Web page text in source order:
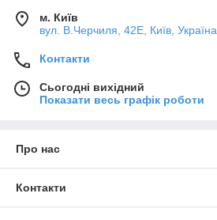
м. Київ
вул. В.Черчиля, 42Е, Київ, Україна
Контакти
Сьогодні вихідний
Показати весь графік роботи
Про нас
Контакти